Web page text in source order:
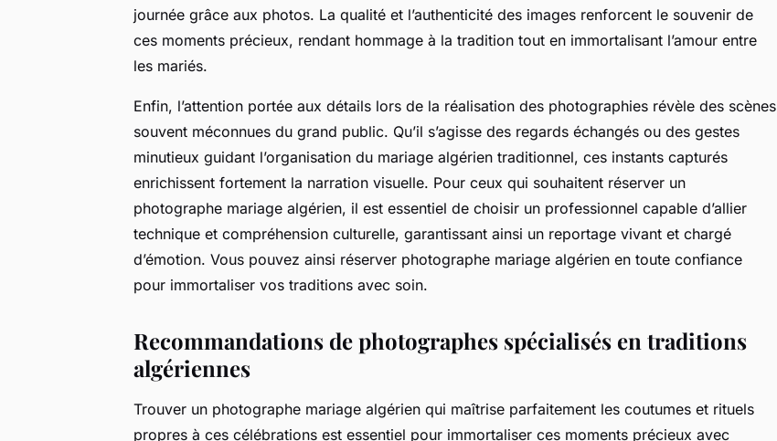
journée grâce aux photos. La qualité et l’authenticité des images renforcent le souvenir de
ces moments précieux, rendant hommage à la tradition tout en immortalisant l’amour entre
les mariés.
Enfin, l’attention portée aux détails lors de la réalisation des photographies révèle des scènes
souvent méconnues du grand public. Qu’il s’agisse des regards échangés ou des gestes
minutieux guidant l’organisation du mariage algérien traditionnel, ces instants capturés
enrichissent fortement la narration visuelle. Pour ceux qui souhaitent réserver un
photographe mariage algérien, il est essentiel de choisir un professionnel capable d’allier
technique et compréhension culturelle, garantissant ainsi un reportage vivant et chargé
d’émotion. Vous pouvez ainsi réserver photographe mariage algérien en toute confiance
pour immortaliser vos traditions avec soin.
Recommandations de photographes spécialisés en traditions
algériennes
Trouver un photographe mariage algérien qui maîtrise parfaitement les coutumes et rituels
propres à ces célébrations est essentiel pour immortaliser ces moments précieux avec